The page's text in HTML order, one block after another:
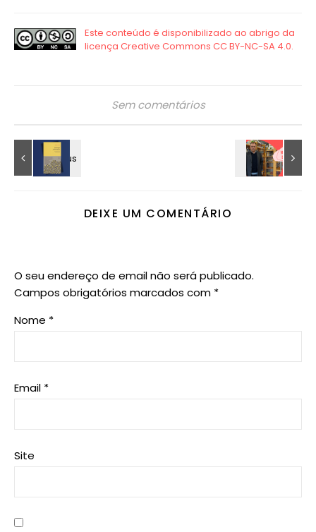
Sem comentários
DEIXE UM COMENTÁRIO
O seu endereço de email não será publicado.
Campos obrigatórios marcados com *
Nome *
Email *
Site